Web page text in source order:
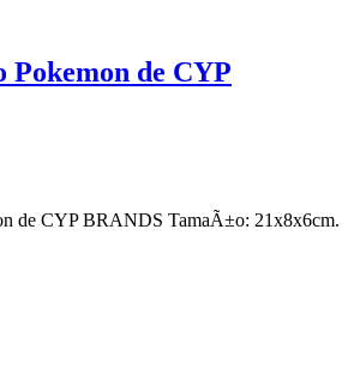
Pokemon de CYP
de CYP BRANDS TamaÃ±o: 21x8x6cm.